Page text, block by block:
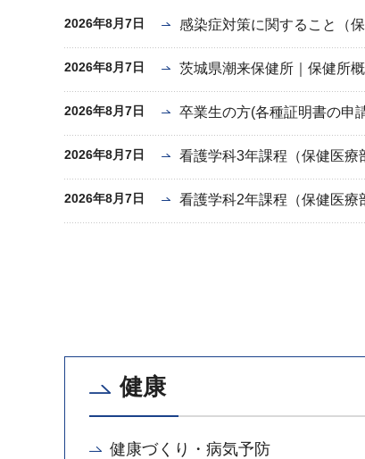
2026年8月7日 感染症対策に関すること（
2026年8月7日 茨城県潮来保健所｜保健所
2026年8月7日 卒業生の方(各種証明書の申
2026年8月7日 看護学科3年課程（保健医療
2026年8月7日 看護学科2年課程（保健医療
健康
健康づくり・病気予防